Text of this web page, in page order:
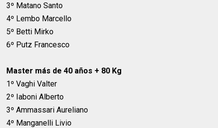
3º Matano Santo
4º Lembo Marcello
5º Betti Mirko
6º Putz Francesco
Master más de 40 años + 80 Kg
1º Vaghi Valter
2º Iaboni Alberto
3º Ammassari Aureliano
4º Manganelli Livio